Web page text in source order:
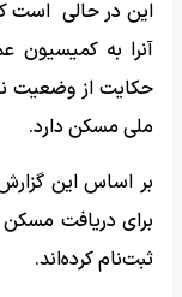
این در حالی است
آنرا به کمیسیون
حکایت از وضعیت
ملی مسکن دارد.
برای دریافت
ثبت‌نام کرده‌اند.